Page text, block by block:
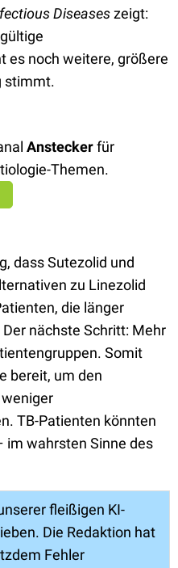
Diseaseszeigt:
es noch weitere, größere
stimmt.
Ansteckerfür
Themen.
dass Sutezolid und
zu Linezolid
die länger
nächste Schritt: Mehr
Somit
bereit, um den
TB-Patienten könnten
wahrsten Sinne des
fleißigen KI-
Die Redaktion hat
Fehler